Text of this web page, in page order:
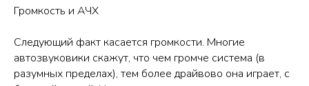
Громкость и АЧХ
Следующий факт касается громкости. Многие
автозвуковики скажут, что чем громче система (в
разумных пределах), тем более драйвово она играет, с